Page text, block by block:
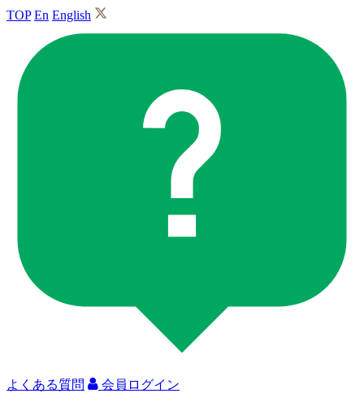
TOP En English
よくある質問 会員ログイン